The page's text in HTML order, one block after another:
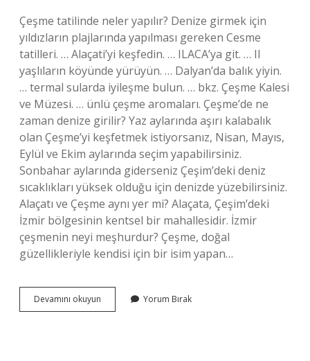
Çeşme tatilinde neler yapılır? Denize girmek için
yıldızların plajlarında yapılması gereken Cesme
tatilleri. … Alaçati’yi keşfedin. … ILACA’ya git. … Il
yaşlıların köyünde yürüyün. … Dalyan’da balık yiyin.
… termal sularda iyileşme bulun. … bkz. Çeşme Kalesi
ve Müzesi. … ünlü çeşme aromaları. Çeşme’de ne
zaman denize girilir? Yaz aylarında aşırı kalabalık
olan Çeşme’yi keşfetmek istiyorsanız, Nisan, Mayıs,
Eylül ve Ekim aylarında seçim yapabilirsiniz.
Sonbahar aylarında giderseniz Çeşim’deki deniz
sıcaklıkları yüksek olduğu için denizde yüzebilirsiniz.
Alaçatı ve Çeşme aynı yer mi? Alaçata, Çeşim’deki
İzmir bölgesinin kentsel bir mahallesidir. İzmir
çeşmenin neyi meşhurdur? Çeşme, doğal
güzellikleriyle kendisi için bir isim yapan…
Devamını okuyun
Tatil
Yorum Bırak